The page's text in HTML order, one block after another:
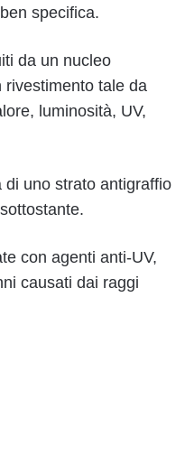
specifica.
da un nucleo
tale da
luminosità, UV,
uno strato antigraffio
con agenti anti-UV,
causati dai raggi